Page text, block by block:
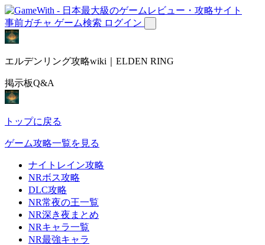
事前ガチャ ゲーム検索 ログイン
エルデンリング攻略wiki｜ELDEN RING
掲示板Q&A
トップに戻る
ゲーム攻略一覧を見る
ナイトレイン攻略
NRボス攻略
DLC攻略
NR常夜の王一覧
NR深き夜まとめ
NRキャラ一覧
NR最強キャラ